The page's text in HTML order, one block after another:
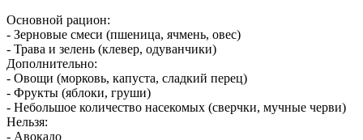
Основной рацион:
- Зерновые смеси (пшеница, ячмень, овес)
- Трава и зелень (клевер, одуванчики)
Дополнительно:
- Овощи (морковь, капуста, сладкий перец)
- Фрукты (яблоки, груши)
- Небольшое количество насекомых (сверчки, мучные черви)
Нельзя:
- Авокадо